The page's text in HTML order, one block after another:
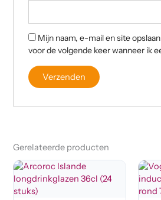
Mijn naam, e-mail en site
voor de volgende keer wanneer ik
Gerelateerde producten